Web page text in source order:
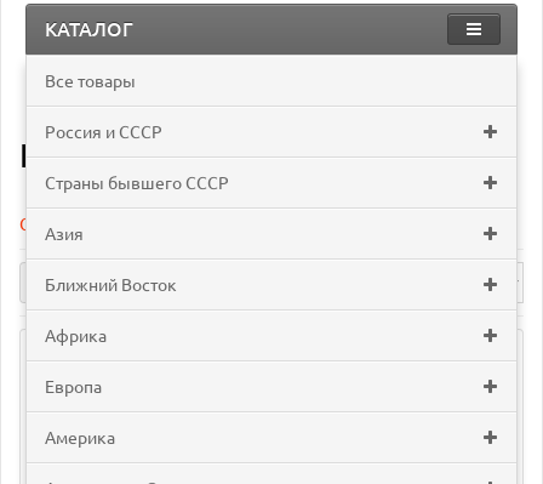
КАТАЛОГ
Все товары
Россия и СССР
Страны бывшего СССР
Азия
Ближний Восток
Африка
Европа
Америка
Италия и Ватикан
Сравнение товаров (0)